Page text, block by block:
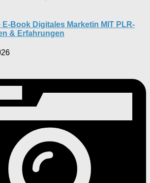
Book Digitales Marketin MIT PLR-
& Erfahrungen